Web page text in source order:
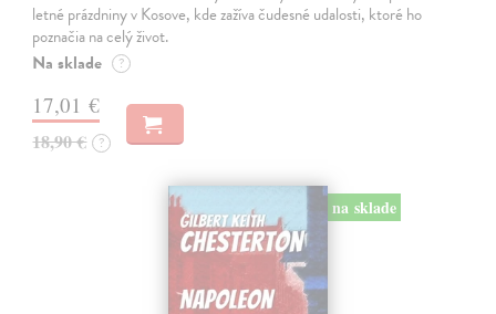
letné prázdniny v Kosove, kde zažíva čudesné udalosti, ktoré ho
poznačia na celý život.
Na sklade ?
17,01 €
18,90 € ?
na sklade